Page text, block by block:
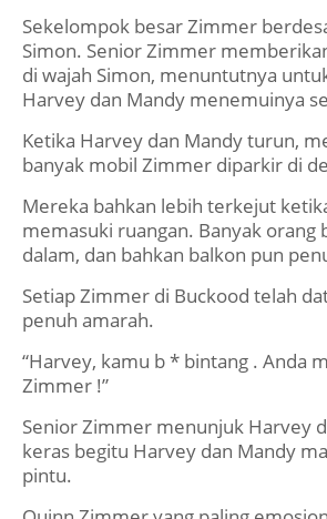
Sekelompok besar Zimmer
Simon. Senior Zimmer
di wajah Simon, menuntutnya
Harvey dan Mandy menemuinya
Ketika Harvey dan Mandy turun,
banyak mobil Zimmer diparkir di
Mereka bahkan lebih terkejut
memasuki ruangan. Banyak orang
dalam, dan bahkan balkon pun
Setiap Zimmer di Buckood telah
penuh amarah.
“Harvey, kamu b * bintang . Anda
Zimmer !”
Senior Zimmer menunjuk Harvey
keras begitu Harvey dan Mandy
pintu.